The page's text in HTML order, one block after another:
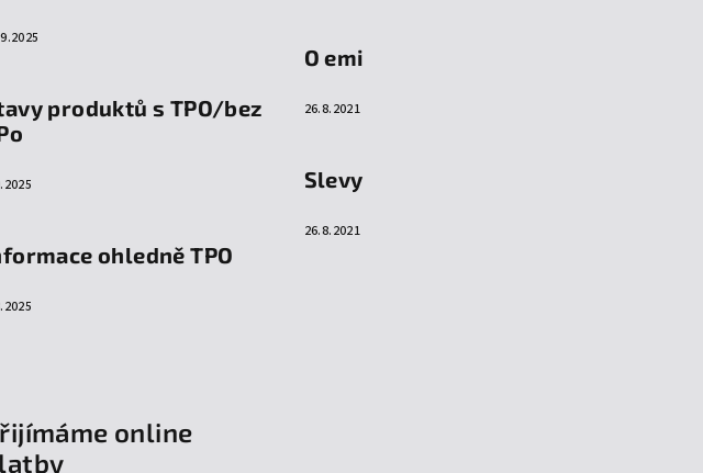
produktů s TPO/bez
ohledně TPO
O emi
26.8.2021
Slevy
26.8.2021
online